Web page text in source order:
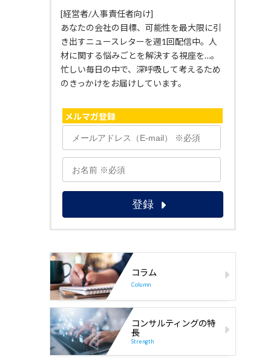
[経営者/人事責任者向け]
あなたの会社の目標、可能性を最大限に引
き出すニュースレターを週1回配信中。人
材に関する悩みごとを解決する視座を…。
忙しい毎日の中で、深呼吸して考えるため
のきっかけをお届けしています。
メルマガ登録
コラム
Column
コンサルティングの特
長
Strength